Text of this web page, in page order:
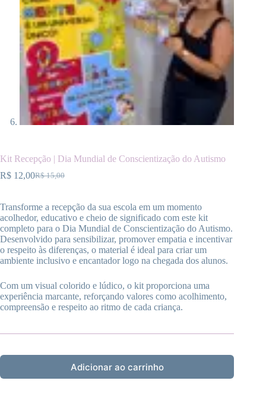
Kit Recepção | Dia Mundial de Conscientização do Autismo
R$15,00
O
era:
R$ 15,00.
R$ 12,00O
é:
R$ 12,00.
Transforme a recepção da sua escola em um momento
acolhedor, educativo e cheio de significado com este kit
completo para o Dia Mundial de Conscientização do Autismo.
Desenvolvido para sensibilizar, promover empatia e incentivar
o respeito às diferenças, o material é ideal para criar um
ambiente inclusivo e encantador logo na chegada dos alunos.
Com um visual colorido e lúdico, o kit proporciona uma
experiência marcante, reforçando valores como acolhimento,
compreensão e respeito ao ritmo de cada criança.
Adicionar ao carrinho